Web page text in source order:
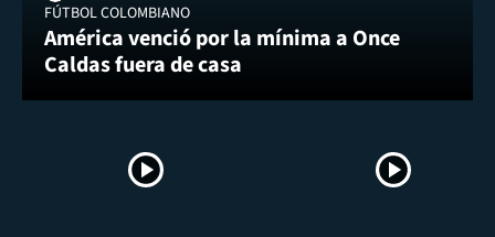
FÚTBOL COLOMBIANO
América venció por la mínima a Once
Caldas fuera de casa